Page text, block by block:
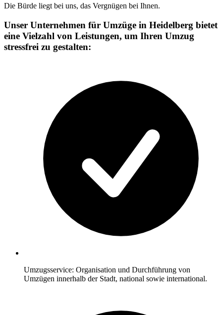
Die Bürde liegt bei uns, das Vergnügen bei Ihnen.
Unser Unternehmen für Umzüge in Heidelberg bietet
eine Vielzahl von Leistungen, um Ihren Umzug
stressfrei zu gestalten:
Umzugsservice: Organisation und Durchführung von
Umzügen innerhalb der Stadt, national sowie international.